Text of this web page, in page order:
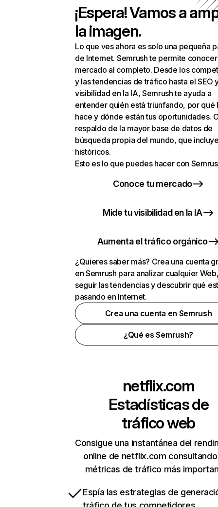
¡Espera! Vamos a
la imagen.
Lo que ves ahora es solo una pequeña
de Internet. Semrush te permite
mercado al completo. Desde los
y las tendencias de tráfico hasta el SEO
visibilidad en la IA, Semrush te ayuda a
entender quién está triunfando, por qué
hace y dónde están tus oportunidades.
respaldo de la mayor base de datos de
búsqueda propia del mundo, que
históricos.
Esto es lo que puedes hacer con
Conoce tu mercado
Mide tu visibilidad en la IA
Aumenta el tráfico orgánico
¿Quieres saber más? Crea una cuenta
en Semrush para analizar cualquier
seguir las tendencias y descubrir qué
pasando en Internet.
Crea una cuenta en Semrush
¿Qué es Semrush?
netflix.com
Estadísticas de
tráfico web
Consigue una instantánea del
online de netflix.com
métricas de tráfico más
Espía las estrategias de